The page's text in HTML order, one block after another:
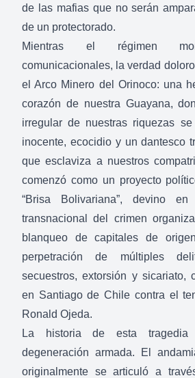
de las mafias que no serán
de un protectorado.
Mientras el régimen
comunicacionales, la verdad
el Arco Minero del Orinoco: una
corazón de nuestra Guayana,
irregular de nuestras riquezas
inocente, ecocidio y un dantesco
que esclaviza a nuestros
comenzó como un proyecto
“Brisa Bolivariana”, devino en
transnacional del crimen
blanqueo de capitales de
perpetración de múltiples
secuestros, extorsión y sicariato,
en Santiago de Chile contra el
Ronald Ojeda.
La historia de esta
degeneración armada. El
originalmente se articuló a